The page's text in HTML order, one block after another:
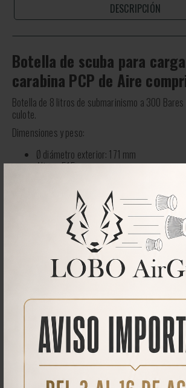
DESCRIPCIÓN
Botella de scuba para
carabina PCP de Aire
Botella de 8 litros de submarinismo a 300 Bares
culote.
Dimensiones y peso:
Ø diámetro exterior: 171 mm
Altura: 515 mm
Rosca: G 5/8 - 6 hilos
Material: acero
Presión máx.: 300 bar
Ideal para la carga de carabinas PCP.
Envío 5 - 10 días.
Para el uso final de este articulo
Qué opinan nuestros